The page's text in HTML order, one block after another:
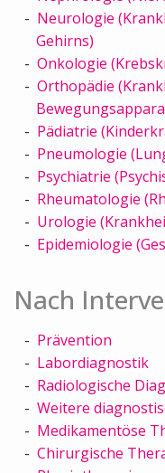
Neurologie
Gehirns)
Onkologie
Orthopädie
Pädiatrie
Pneumologie
Psychiatrie
Rheumatologie
Urologie
Epidemiologie
Nach
Prävention
Labordiagnostik
Radiologische
Weitere
Medikamentöse
Chirurgische